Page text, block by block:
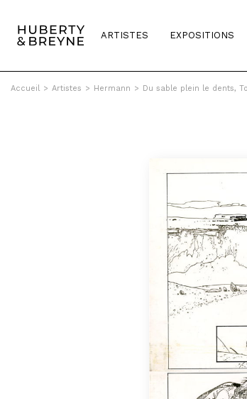
ARTISTES EXPOSITIONS
Accueil > Artistes > Hermann > Du sable plein le dents,